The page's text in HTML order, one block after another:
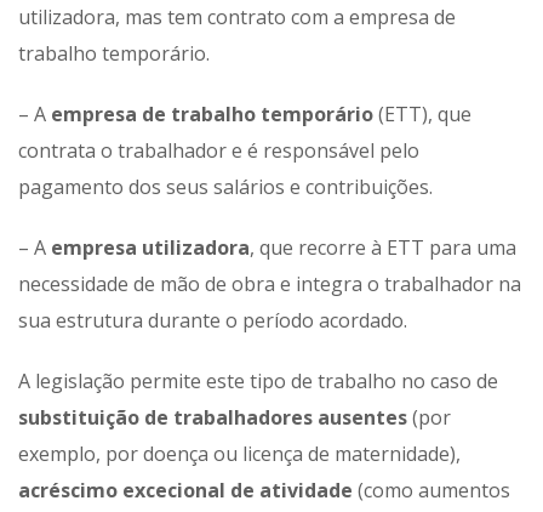
utilizadora, mas tem contrato com a empresa de
trabalho temporário.
– A empresa de trabalho temporário(ETT), que
contrata o trabalhador e é responsável pelo
pagamento dos seus salários e contribuições.
– A empresa utilizadora, que recorre à ETT para uma
necessidade de mão de obra e integra o trabalhador na
sua estrutura durante o período acordado.
A legislação permite este tipo de trabalho no caso de
substituição de trabalhadores ausentes(por
exemplo, por doença ou licença de maternidade),
acréscimo excecional de atividade (como aumentos